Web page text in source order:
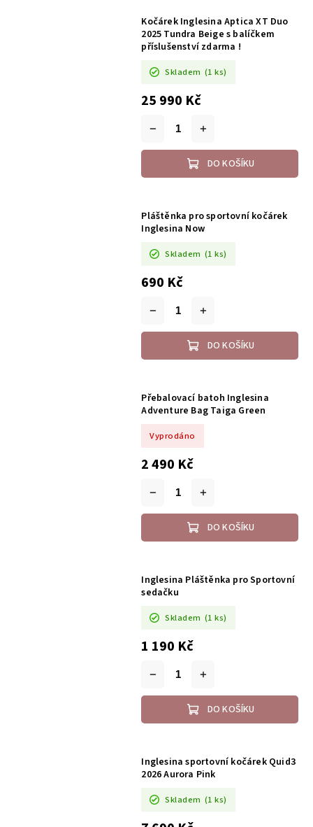
Kočárek Inglesina Aptica XT Duo
2025 Tundra Beige s balíčkem
příslušenství zdarma !
Skladem (1 ks)
25 990 Kč
DO KOŠÍKU
Pláštěnka pro sportovní kočárek
Inglesina Now
Skladem (1 ks)
690 Kč
DO KOŠÍKU
Přebalovací batoh Inglesina
Adventure Bag Taiga Green
Vyprodáno
2 490 Kč
DO KOŠÍKU
Inglesina Pláštěnka pro Sportovní
sedačku
Skladem (1 ks)
1 190 Kč
DO KOŠÍKU
Inglesina sportovní kočárek Quid3
2026 Aurora Pink
Skladem (1 ks)